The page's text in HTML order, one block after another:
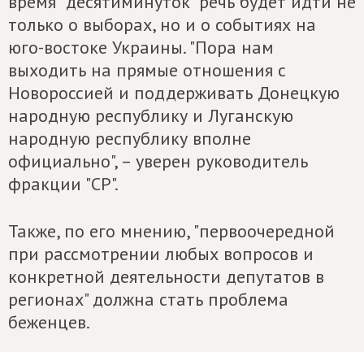
только о выборах, но и о событиях на
юго-востоке Украины. "Пора нам
выходить на прямые отношения с
Новороссией и поддерживать Донецкую
народную республику и Луганскую
народную республику вполне
официально", – уверен руководитель
фракции "СР".
Также, по его мнению, "первоочередной
при рассмотрении любых вопросов и
конкретной деятельности депутатов в
регионах" должна стать проблема
беженцев.